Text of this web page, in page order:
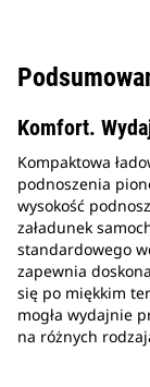
Komfort.
Kompaktowa
podnoszenia
wysokość
załadunek
standardowego
zapewnia
się po miękkim
mogła wydajnie
na różnych